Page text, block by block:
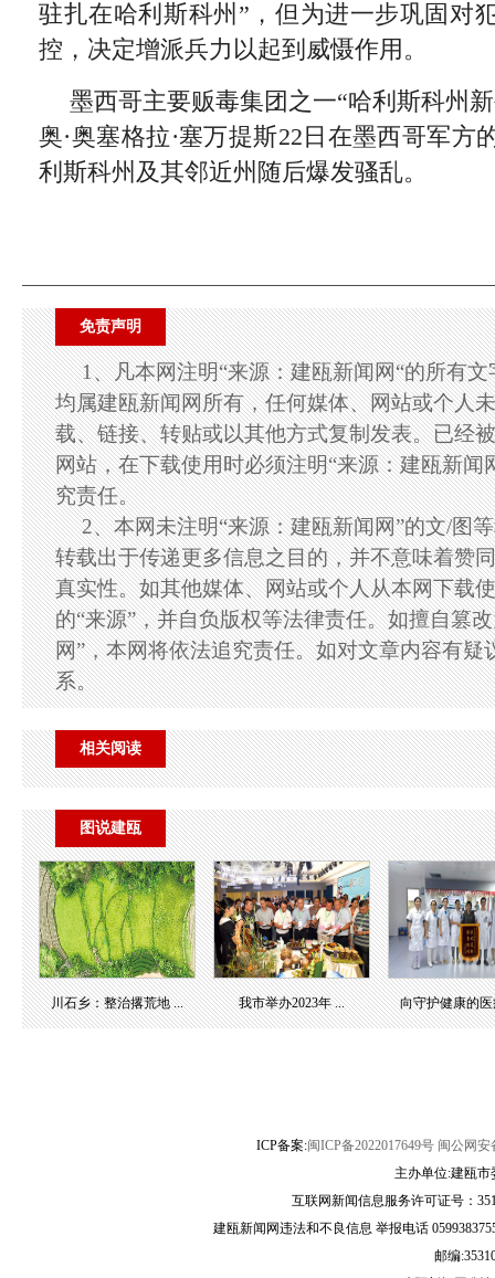
驻扎在哈利斯科州”，但为进一步巩固对
控，决定增派兵力以起到威慑作用。
墨西哥主要贩毒集团之一“哈利斯科州
奥·奥塞格拉·塞万提斯22日在墨西哥军方
利斯科州及其邻近州随后爆发骚乱。
免责声明
1、凡本网注明“来源：建瓯新闻网“的所有
均属建瓯新闻网所有，任何媒体、网站或个人
载、链接、转贴或以其他方式复制发表。已经
网站，在下载使用时必须注明“来源：建瓯新闻
究责任。
2、本网未注明“来源：建瓯新闻网”的文/图
转载出于传递更多信息之目的，并不意味着赞
真实性。如其他媒体、网站或个人从本网下载
的“来源”，并自负版权等法律责任。如擅自篡
网”，本网将依法追究责任。如对文章内容有疑
系。
相关阅读
图说建瓯
川石乡：整治撂荒地 ... 我市举办2023年 ... 向守护健康的医
ICP备案:闽ICP备2022017649号 闽公网安
主办单位:建瓯
互联网新闻信息服务许可证号：
建瓯新闻网违法和不良信息 举报电话
邮编